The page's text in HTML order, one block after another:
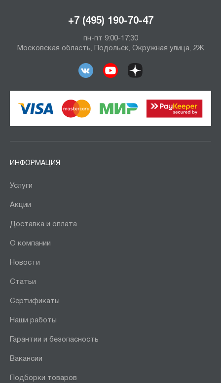
+7 (495) 190-70-47
пн-пт 9:00-17:30
Московская область, Подольск, Окружная улица, 2Ж
ИНФОРМАЦИЯ
Услуги
Акции
Доставка и оплата
О компании
Новости
Статьи
Сертификаты
Наши работы
Гарантии и безопасность
Вакансии
Подборки товаров